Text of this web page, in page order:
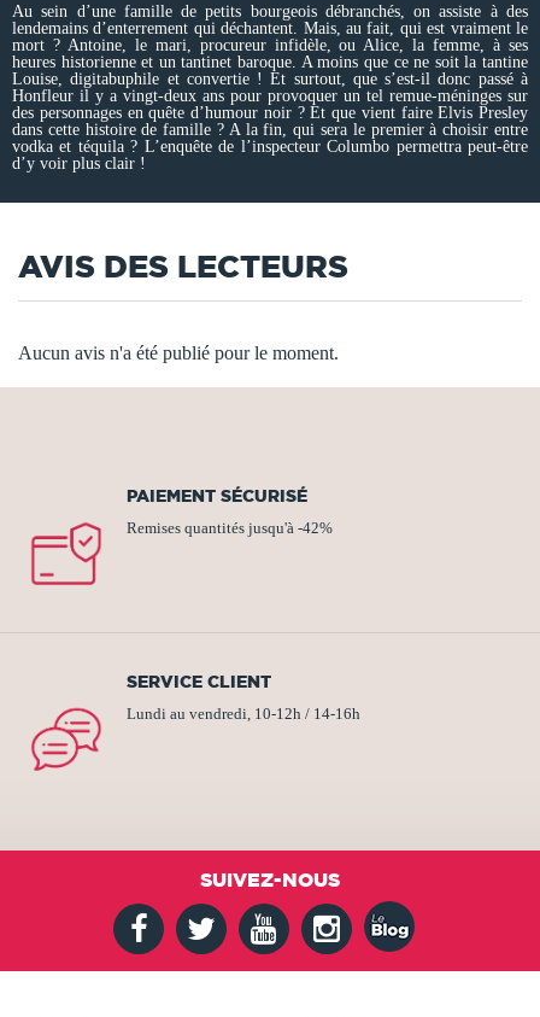
Au sein d’une famille de petits bourgeois débranchés, on assiste à des
lendemains d’enterrement qui déchantent. Mais, au fait, qui est vraiment le
mort ? Antoine, le mari, procureur infidèle, ou Alice, la femme, à ses
heures historienne et un tantinet baroque. A moins que ce ne soit la tantine
Louise, digitabuphile et convertie ! Et surtout, que s’est-il donc passé à
Honfleur il y a vingt-deux ans pour provoquer un tel remue-méninges sur
des personnages en quête d’humour noir ? Et que vient faire Elvis Presley
dans cette histoire de famille ? A la fin, qui sera le premier à choisir entre
vodka et téquila ? L’enquête de l’inspecteur Columbo permettra peut-être
d’y voir plus clair !
AVIS DES LECTEURS
Aucun avis n'a été publié pour le moment.
PAIEMENT SÉCURISÉ
Remises quantités jusqu'à -42%
SERVICE CLIENT
Lundi au vendredi, 10-12h / 14-16h
SUIVEZ-NOUS